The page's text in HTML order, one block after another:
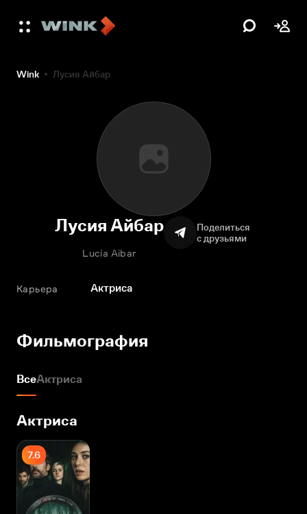
Wink Лусия Айбар
Лусия Айбар
Lucía Aibar
Поделиться
с друзьями
Карьера Актриса
Фильмография
ВсеАктриса
Актриса
7.6